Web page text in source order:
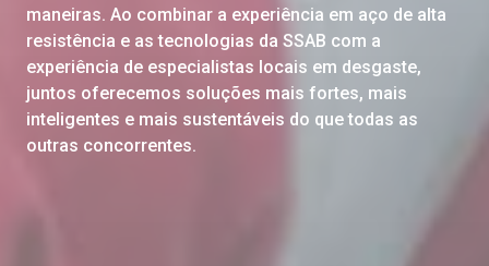
maneiras. Ao combinar a experiência em aço de alta
resistência e as tecnologias da SSAB com a
experiência de especialistas locais em desgaste,
juntos oferecemos soluções mais fortes, mais
inteligentes e mais sustentáveis do que todas as
outras concorrentes.